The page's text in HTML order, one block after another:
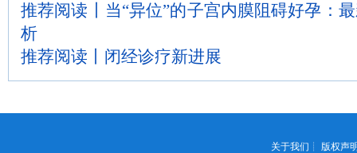
推荐阅读丨当“异位”的子宫内膜阻碍好孕：
析
推荐阅读丨闭经诊疗新进展
关于我们 ┊ 版权声